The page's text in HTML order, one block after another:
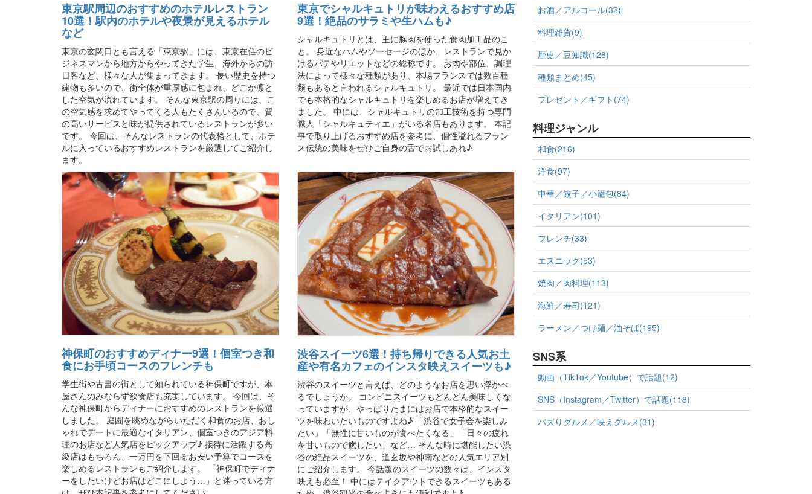
東京駅周辺のおすすめのホテルレストラン
10選！駅内のホテルや夜景が見えるホテル
など
東京の玄関口とも言える「東京駅」には、東京在住のビ
ジネスマンから地方からやってきた学生、海外からの訪
日客など、様々な人が集まってきます。 長い歴史を持つ
建物も多いので、街全体が重厚感に包まれ、どこか凛と
した空気が流れています。 そんな東京駅の周りには、こ
の空気感を求めてやってくる人もたくさんいるので、質
の高いサービスと味が提供されているレストランが多い
です。 今回は、そんなレストランの代表格として、ホテ
ルに入っているおすすめレストランを厳選してご紹介し
ます。
東京でシャルキュトリが味わえるおすすめ店
9選！絶品のサラミや生ハムも♪
シャルキュトリとは、主に豚肉を使った食肉加工品のこ
と。 身近なハムやソーセージのほか、レストランで見か
けるパテやリエットなどの総称です。 お肉や部位、調理
法によって様々な種類があり、本場フランスでは数百種
類もあると言われるシャルキュトリ。 最近では日本国内
でも本格的なシャルキュトリを楽しめるお店が増えてき
ました。 中には、シャルキュトリの加工技術を持つ専門
職人「シャルキュティエ」がいる名店もあります。 本記
事で取り上げるおすすめ店を参考に、個性溢れるフラン
ス伝統の美味をぜひご自身の舌でお試しあれ♪
神保町のおすすめディナー9選！個室つき和
食にお手頃コースのフレンチも
学生街や古書の街として知られている神保町ですが、本
屋さんのみならず飲食店も充実しています。 今回は、そ
んな神保町からディナーにおすすめのレストランを厳選
しました。 庭園を眺めながらいただく和食のお店、おし
ゃれでデートに最適なイタリアン、個室つきのアジア料
理のお店など人気店をピックアップ♪ 接待に活躍する高
級店はもちろん、一万円を下回るお安い予算でコースを
楽しめるレストランもご紹介します。 「神保町でディナ
ーをしたいけどお店はどこにしよう…」と迷っている方
渋谷スイーツ6選！持ち帰りできる人気お土
産や有名カフェのインスタ映えスイーツも♪
渋谷のスイーツと言えば、どのようなお店を思い浮かべ
るでしょうか。 コンビニスイーツもどんどん美味しくな
っていますが、やっぱりたまにはお店で本格的なスイー
ツを味わいたいものですよね♪ 「渋谷で女子会を楽しみ
たい」「無性に甘いものが食べたくなる」「日々の疲れ
を甘いもので癒したい」など… そんな時に堪能したい渋
谷の絶品スイーツを、道玄坂や神南などの人気エリア別
にご紹介します。 今話題のスイーツの数々は、インスタ
映えも必至！ 中にはテイクアウトできるスイーツもある
お酒／アルコール(32)
料理雑貨(9)
歴史／豆知識(128)
種類まとめ(45)
プレゼント／ギフト(74)
料理ジャンル
和食(216)
洋食(97)
中華／餃子／小籠包(84)
イタリアン(101)
フレンチ(33)
エスニック(53)
焼肉／肉料理(113)
海鮮／寿司(121)
ラーメン／つけ麺／油そば(195)
SNS系
動画（TikTok／Youtube）で話題(12)
SNS（Instagram／Twitter）で話題(118)
バズりグルメ／映えグルメ(31)